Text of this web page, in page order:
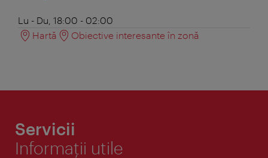
Lu - Du, 18:00 - 02:00
Hartă
Obiective interesante în zonă
Servicii
Informaţii utile